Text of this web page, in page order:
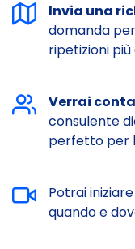
Invia una
domanda
ripetizioni
Verrai
consulente
perfetto per
Potrai
quando e